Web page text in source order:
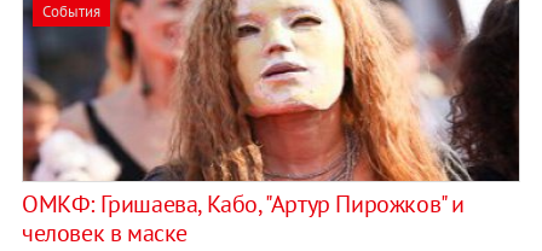
События
ОМКФ: Гришаева, Кабо, "Артур Пирожков" и
человек в маске